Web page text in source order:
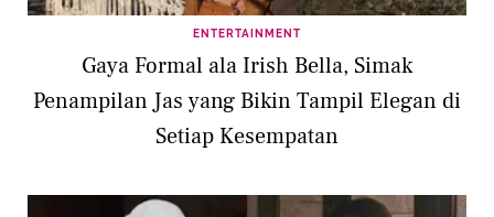
ENTERTAINMENT
Gaya Formal ala Irish Bella, Simak
Penampilan Jas yang Bikin Tampil Elegan di
Setiap Kesempatan